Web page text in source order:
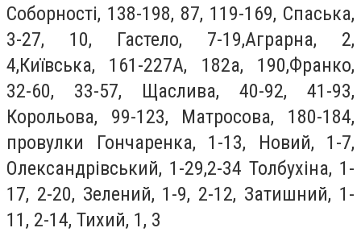
Соборності, 138-198, 87, 119-169, Спаська,
3-27, 10, Гастело, 7-19,Аграрна, 2,
4,Київська, 161-227А, 182а, 190,Франко,
32-60, 33-57, Щаслива, 40-92, 41-93,
Корольова, 99-123, Матросова, 180-184,
провулки Гончаренка, 1-13, Новий, 1-7,
Олександрівський, 1-29,2-34 Толбухіна, 1-
17, 2-20, Зелений, 1-9, 2-12, Затишний, 1-
11, 2-14, Тихий, 1, 3